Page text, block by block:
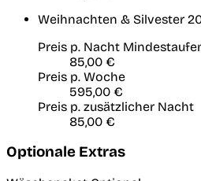
Weihnachten & Silvester
Preis p. Nacht
85,00 €
Preis p. Woche
595,00 €
Preis p. zusätzlicher Nacht
85,00 €
Optionale Extras